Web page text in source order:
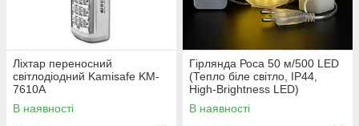
Ліхтар переносний
світлодіодний Kamisafe KM-
7610A
В наявності
Гірлянда Роса 50 м/500 LED
(Тепло біле світло, IP44,
High-Brightness LED)
В наявності